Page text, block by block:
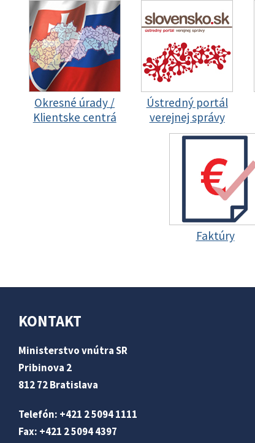
Okresné úrady /
Klientske centrá
Ústredný portál
verejnej správy
Faktúry
KONTAKT
Ministerstvo vnútra SR
Pribinova 2
812 72 Bratislava
Telefón: +421 2 5094 1111
Fax: +421 2 5094 4397